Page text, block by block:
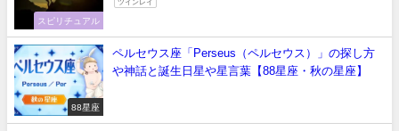
スピリチュアル
ツインレイ
88星座
ペルセウス座「Perseus（ペルセウス）」の探し方
や神話と誕生日星や星言葉【88星座・秋の星座】